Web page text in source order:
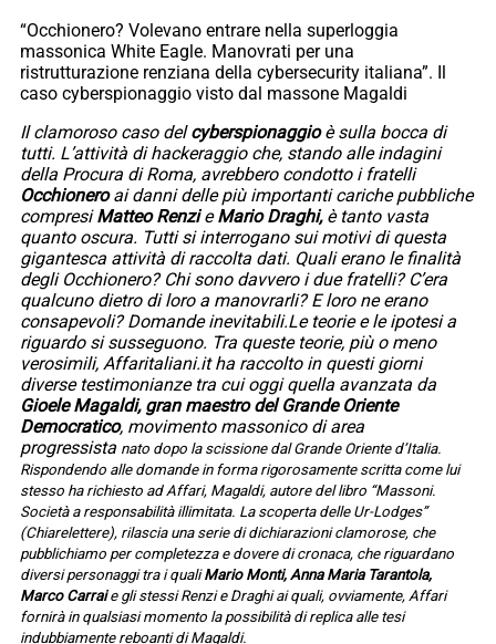
“Occhionero? Volevano entrare nella superloggia
massonica White Eagle. Manovrati per una
ristrutturazione renziana della cybersecurity italiana”. Il
caso cyberspionaggio visto dal massone Magaldi
Il clamoroso caso delcyberspionaggioè sulla bocca di
tutti. L’attività di hackeraggio che, stando alle indagini
della Procura di Roma, avrebbero condotto i fratelli
Occhioneroai danni delle più importanti cariche pubbliche
compresiMatteo RenzieMario Draghi,è tanto vasta
quanto oscura. Tutti si interrogano sui motivi di questa
gigantesca attività di raccolta dati. Quali erano le finalità
degli Occhionero? Chi sono davvero i due fratelli? C’era
qualcuno dietro di loro a manovrarli? E loro ne erano
consapevoli? Domande inevitabili.Le teorie e le ipotesi a
riguardo si susseguono. Tra queste teorie, più o meno
verosimili, Affaritaliani.it ha raccolto in questi giorni
diverse testimonianze tra cui oggi quella avanzata da
Gioele Magaldi, gran maestro del Grande Oriente
Democratico, movimento massonico di area
progressista nato dopo la scissione dal Grande Oriente d’Italia.
Rispondendo alle domande in forma rigorosamente scritta come lui
stesso ha richiesto ad Affari, Magaldi, autore del libro “Massoni.
Società a responsabilità illimitata. La scoperta delle Ur-Lodges”
(Chiarelettere), rilascia una serie di dichiarazioni clamorose, che
pubblichiamo per completezza e dovere di cronaca, che riguardano
diversi personaggi tra i qualiMario Monti, Anna Maria Tarantola,
Marco Carraie gli stessi Renzi e Draghi ai quali, ovviamente, Affari
fornirà in qualsiasi momento la possibilità di replica alle tesi
indubbiamente reboanti di Magaldi.